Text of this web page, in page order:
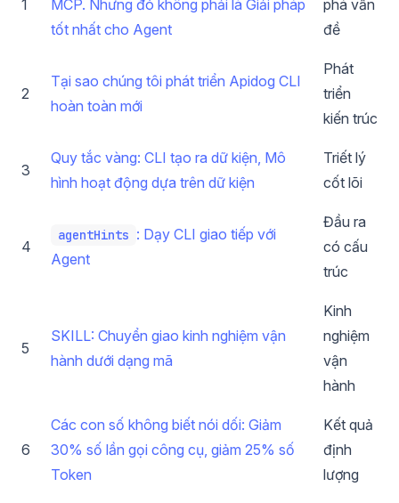
1
MCP. Nhưng đó không phải là Giải pháp
tốt nhất cho Agent
phá vấn
đề
2
Tại sao chúng tôi phát triển Apidog CLI
hoàn toàn mới
Phát
triển
kiến trúc
3
Quy tắc vàng: CLI tạo ra dữ kiện, Mô
hình hoạt động dựa trên dữ kiện
Triết lý
cốt lõi
4
agentHints : Dạy CLI giao tiếp với
Agent
Đầu ra
có cấu
trúc
5
SKILL: Chuyển giao kinh nghiệm vận
hành dưới dạng mã
Kinh
nghiệm
vận
hành
6
Các con số không biết nói dối: Giảm
30% số lần gọi công cụ, giảm 25% số
Token
Kết quả
định
lượng